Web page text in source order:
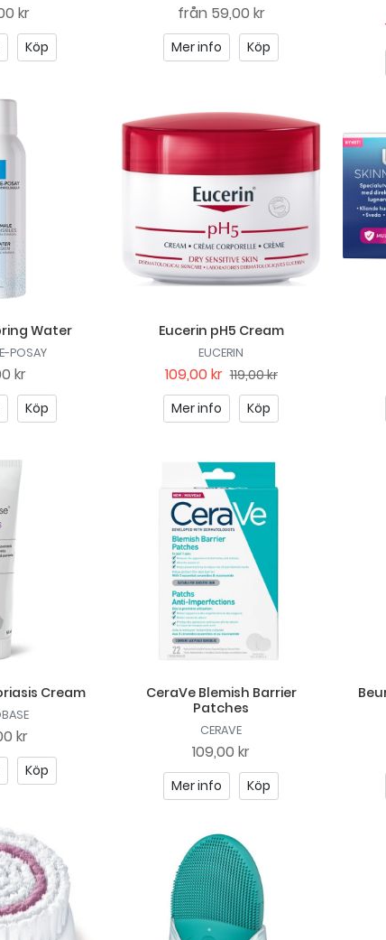
kr
Köp
från 59,00 kr
Mer info Köp
Water
POSAY
kr
Köp
Eucerin pH5 Cream
EUCERIN
109,00 kr 119,00 kr
Mer info
Köp
Cream
kr
Köp
CeraVe Blemish Barrier
Patches
CERAVE
109,00 kr
Mer info Köp